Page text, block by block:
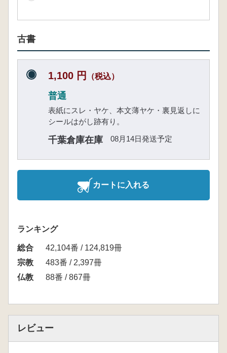
古書
1,100 円 （税込）
普通
表紙にスレ・ヤケ、本文薄ヤケ・裏見返しに
シールはがし跡有り。
千葉倉庫在庫 08月14日発送予定
カートに入れる
ランキング
総合
42,104番 / 124,819冊
宗教
483番 / 2,397冊
仏教
88番 / 867冊
レビュー